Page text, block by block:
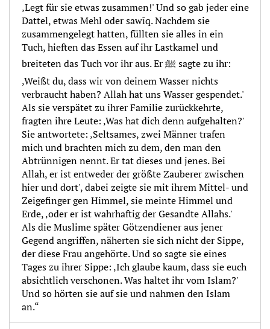
‚Legt für sie etwas zusammen!' Und so gab jeder eine
Dattel, etwas Mehl oder sawīq. Nachdem sie
zusammengelegt hatten, füllten sie alles in ein
Tuch, hieften das Essen auf ihr Lastkamel und
breiteten das Tuch vor ihr aus. Er ﷺ sagte zu ihr:
‚Weißt du, dass wir von deinem Wasser nichts
verbraucht haben? Allah hat uns Wasser gespendet.'
Als sie verspätet zu ihrer Familie zurückkehrte,
fragten ihre Leute: ‚Was hat dich denn aufgehalten?'
Sie antwortete: ‚Seltsames, zwei Männer trafen
mich und brachten mich zu dem, den man den
Abtrünnigen nennt. Er tat dieses und jenes. Bei
Allah, er ist entweder der größte Zauberer zwischen
hier und dort', dabei zeigte sie mit ihrem Mittel- und
Zeigefinger gen Himmel, sie meinte Himmel und
Erde, ‚oder er ist wahrhaftig der Gesandte Allahs.'
Als die Muslime später Götzendiener aus jener
Gegend angriffen, näherten sie sich nicht der Sippe,
der diese Frau angehörte. Und so sagte sie eines
Tages zu ihrer Sippe: ‚Ich glaube kaum, dass sie euch
absichtlich verschonen. Was haltet ihr vom Islam?'
Und so hörten sie auf sie und nahmen den Islam
an.“